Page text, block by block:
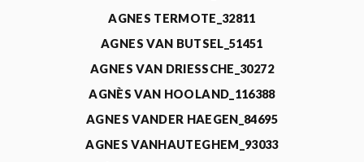
AGNES TERMOTE_32811
AGNES VAN BUTSEL_51451
AGNES VAN DRIESSCHE_30272
AGNÈS VAN HOOLAND_116388
AGNES VANDER HAEGEN_84695
AGNES VANHAUTEGHEM_93033